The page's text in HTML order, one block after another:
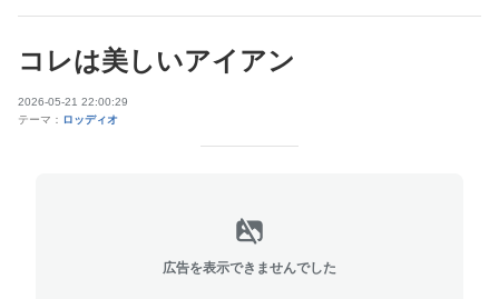
コレは美しいアイアン
2026-05-21 22:00:29
テーマ： ロッディオ
広告を表示できませんでした